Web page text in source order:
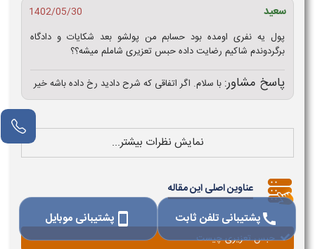
سعید
1402/05/30
پول یه نفری اومده بود حسابم من پولشو بعد شکایات و دادگاه
برگردوندم شاکیم رضایت داده حبس تعزیری شاملم میشه؟؟
پاسخ مشاور: با سلام. اگر اتفاقی که شرح دادید رخ داده باشه خیر
نمایش نظرات بیشتر...
عناوین اصلی این مقاله
حبس تعزیری چیست
callپشتیبانی تلفن ثابت smartphone پشتیبانی موبایل